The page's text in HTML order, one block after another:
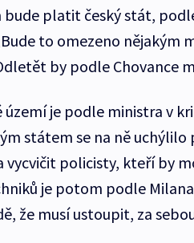
bude platit český stát,
to omezeno nějakým
by podle Chovance
území je podle ministra v
státem se na ně
vycvičit policisty, kteří by
je potom podle
že musí ustoupit, za